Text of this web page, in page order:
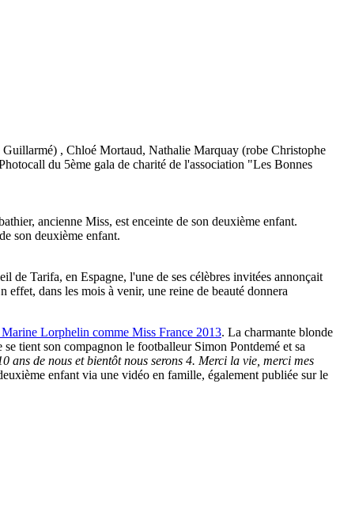
de Tarifa, en Espagne, l'une de ses célèbres invitées annonçait
dans les mois à venir, une reine de beauté donnera
Marine Lorphelin comme Miss France 2013. La charmante blonde
tient son compagnon le footballeur Simon Pontdemé et sa
ans de nous et bientôt nous serons 4. Merci la vie, merci mes
enfant via une vidéo en famille, également publiée sur le